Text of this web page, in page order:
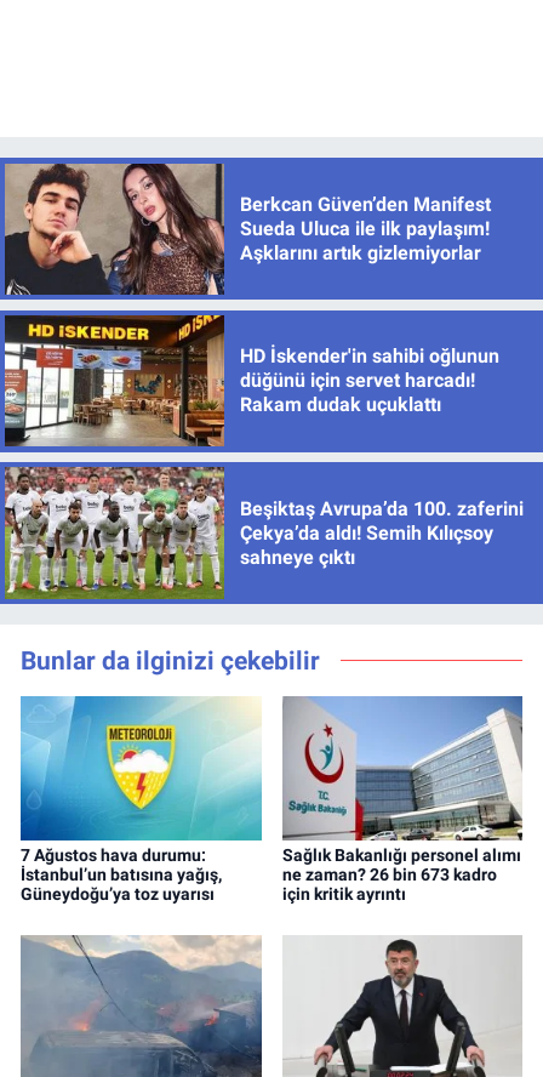
Berkcan Güven’den Manifest
Sueda Uluca ile ilk paylaşım!
Aşklarını artık gizlemiyorlar
HD İskender'in sahibi oğlunun
düğünü için servet harcadı!
Rakam dudak uçuklattı
Beşiktaş Avrupa’da 100. zaferini
Çekya’da aldı! Semih Kılıçsoy
sahneye çıktı
Bunlar da ilginizi çekebilir
7 Ağustos hava durumu:
İstanbul’un batısına yağış,
Güneydoğu’ya toz uyarısı
Sağlık Bakanlığı personel alımı
ne zaman? 26 bin 673 kadro
için kritik ayrıntı